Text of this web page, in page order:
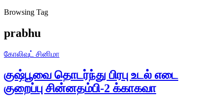
Browsing Tag
prabhu
கோலிவுட் சினிமா
குஷ்பூவை தொடர்ந்து பிரபு உடல் எடை
குறைப்பு சின்னதம்பி-2 க்காகவா